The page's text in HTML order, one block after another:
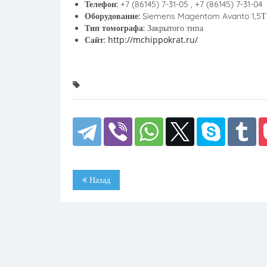
Телефон: +7 (86145) 7-31-05 , +7 (86145) 7-31-04
Оборудование: Siemens Magentom Avanto 1,5Т
Тип томографа: Закрытого типа
Сайт: http://mchippokrat.ru/
Назад